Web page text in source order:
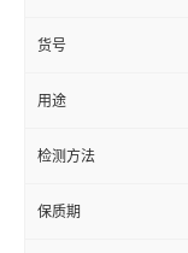
货号
用途
检测方法
保质期